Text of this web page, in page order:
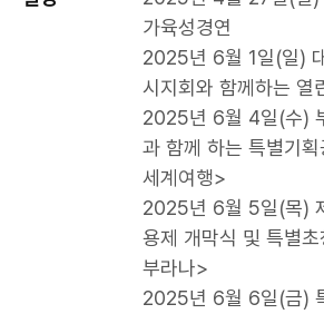
가육성경연
2025년 6월 1일(일)
시지회와 함께하는 열
2025년 6월 4일(수)
과 함께 하는 특별기
세계여행>
2025년 6월 5일(목)
용제 개막식 및 특별
부라나>
2025년 6월 6일(금)